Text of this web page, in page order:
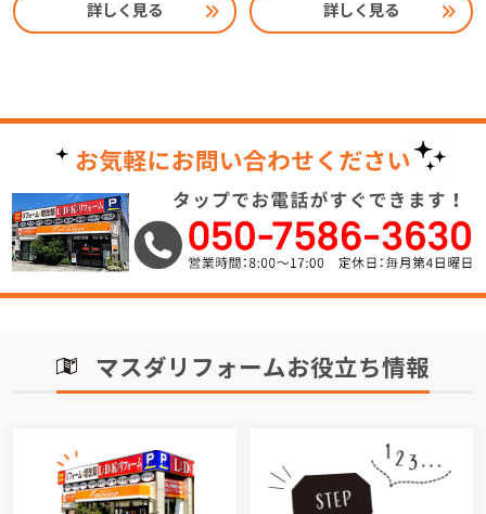
詳しく見る 詳しく見る
マスダリフォームお役立ち情報